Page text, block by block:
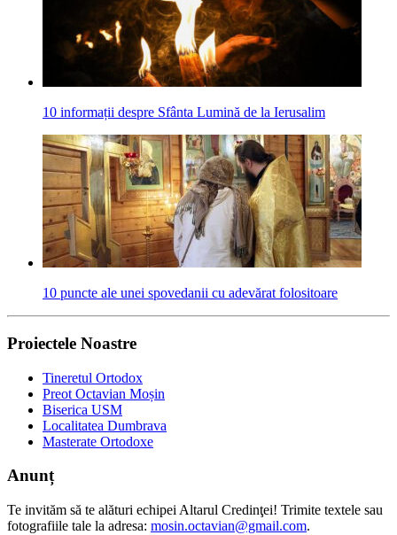
10 informații despre Sfânta Lumină de la Ierusalim
10 puncte ale unei spovedanii cu adevărat folositoare
Proiectele Noastre
Tineretul Ortodox
Preot Octavian Moșin
Biserica USM
Localitatea Dumbrava
Masterate Ortodoxe
Anunț
Te invităm să te alături echipei Altarul Credinţei! Trimite textele sau
fotografiile tale la adresa: mosin.octavian@gmail.com.